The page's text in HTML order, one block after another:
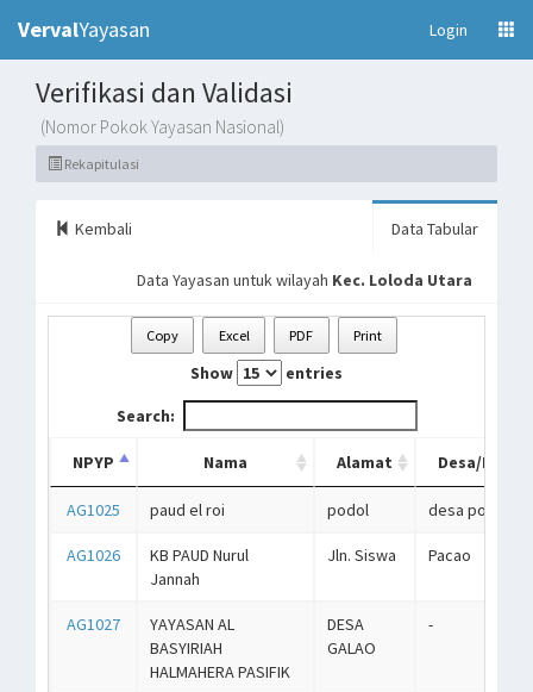
VervalYayasan Login (current)
Verifikasi dan Validasi
(Nomor Pokok Yayasan Nasional)
Rekapitulasi
Data Tabular
Kembali
Data Yayasan untuk wilayah Kec. Loloda Utara
Copy Excel PDF Print
Show
entries
Search:
NPYP Nama Alamat Desa/
AG1025 paud el roi podol desa podol
AG1026
KB PAUD Nurul
Jannah
Jln. Siswa Pacao
AG1027
YAYASAN AL
BASYIRIAH
HALMAHERA PASIFIK
DESA
GALAO
-